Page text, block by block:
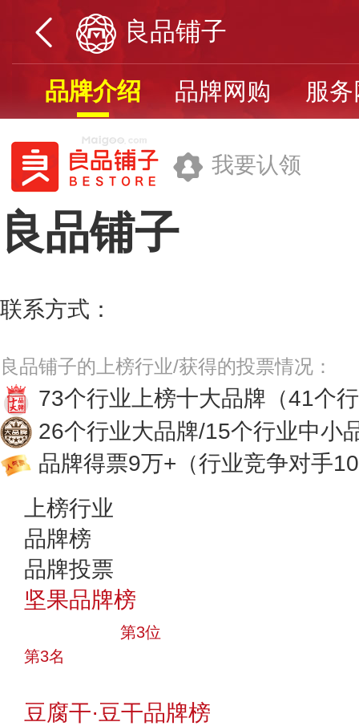
良品铺子
品牌介绍 品牌网购 服
我要认领
良品铺子
联系方式：
良品铺子的上榜行业/获得的投票情况：
73个行业上榜十大品牌 （41个
26个行业大品牌/15个行业中小
品牌得票9万+ （行业竞争对手
上榜行业
品牌榜
品牌投票
坚果品牌榜
第3位
第3名
豆腐干·豆干品牌榜